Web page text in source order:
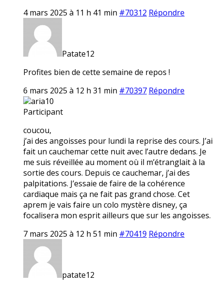
4 mars 2025 à 11 h 41 min #70312 Répondre
Patate12
Profites bien de cette semaine de repos !
6 mars 2025 à 12 h 31 min #70397 Répondre
aria10
Participant
coucou,
j’ai des angoisses pour lundi la reprise des cours. J’ai
fait un cauchemar cette nuit avec l’autre dedans. Je
me suis réveillée au moment où il m’étranglait à la
sortie des cours. Depuis ce cauchemar, j’ai des
palpitations. J’essaie de faire de la cohérence
cardiaque mais ça ne fait pas grand chose. Cet
aprem je vais faire un colo mystère disney, ça
focalisera mon esprit ailleurs que sur les angoisses.
7 mars 2025 à 12 h 51 min #70419 Répondre
patate12